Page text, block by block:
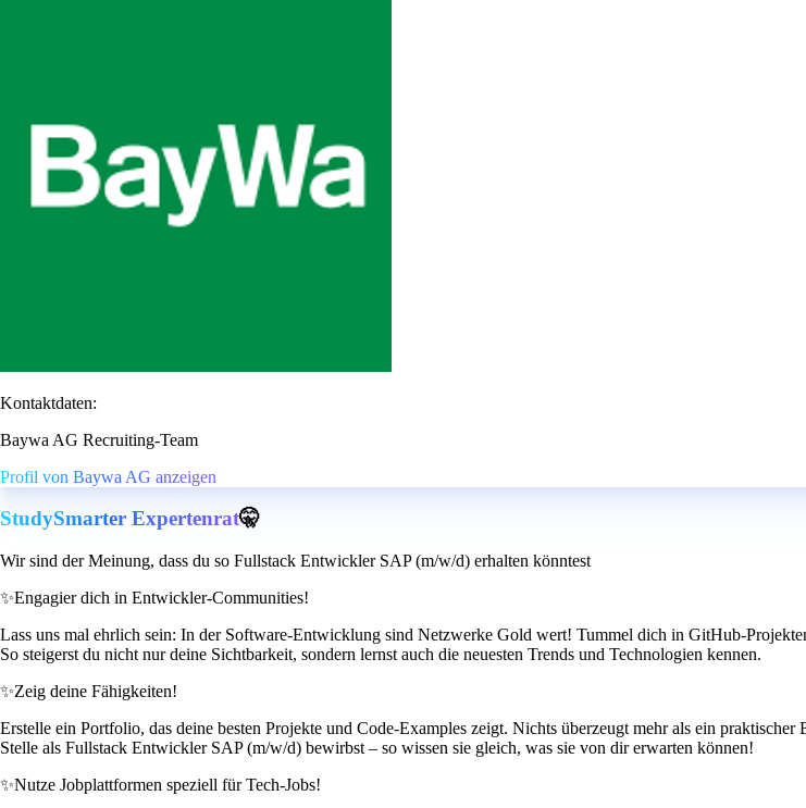
Kontaktdaten:
Baywa AG Recruiting-Team
Profil von Baywa AG anzeigen
StudySmarter Expertenrat🤫
Wir sind der Meinung, dass du so Fullstack Entwickler SAP (m/w/d) erhalten könntest
✨Engagier dich in Entwickler-Communities!
Lass uns mal ehrlich sein: In der Software-Entwicklung sind Netzwerke Gold wert! Tummel dich in GitHub-
So steigerst du nicht nur deine Sichtbarkeit, sondern lernst auch die neuesten Trends und Technologien kennen.
✨Zeig deine Fähigkeiten!
Erstelle ein Portfolio, das deine besten Projekte und Code-Examples zeigt. Nichts überzeugt mehr als ein
Stelle als Fullstack Entwickler SAP (m/w/d) bewirbst – so wissen sie gleich, was sie von dir erwarten können!
✨Nutze Jobplattformen speziell für Tech-Jobs!